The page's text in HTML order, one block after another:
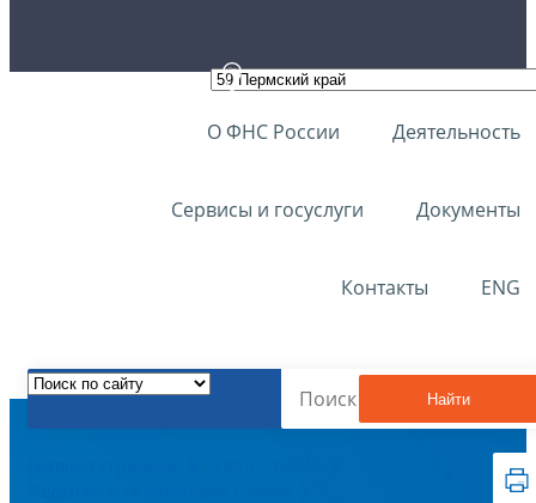
О ФНС России Деятельность
Сервисы и госуслуги Документы
Контакты ENG
Найти